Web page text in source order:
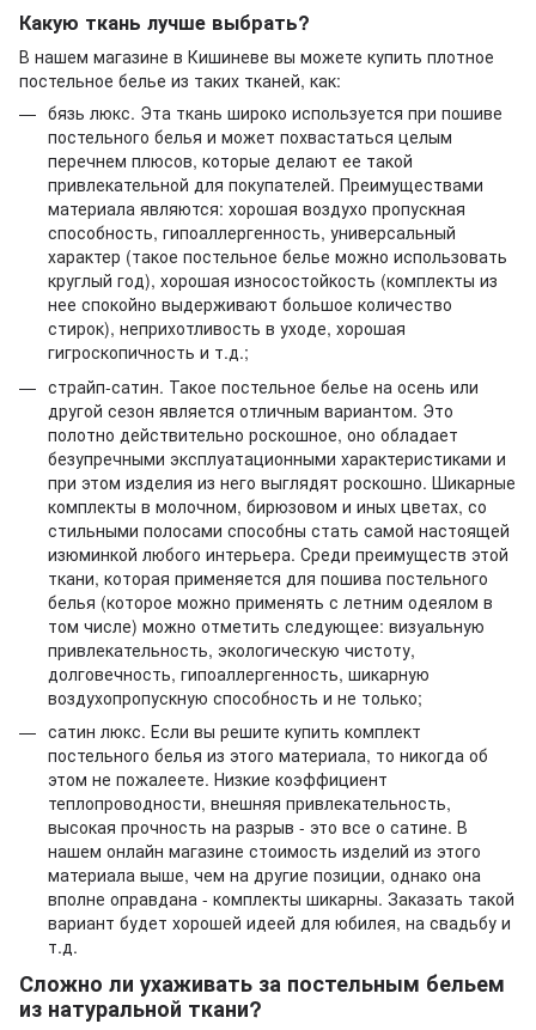
Какую ткань лучше выбрать?
В нашем магазине в Кишиневе вы можете купить плотное
постельное белье из таких тканей, как:
бязь люкс. Эта ткань широко используется при пошиве
постельного белья и может похвастаться целым
перечнем плюсов, которые делают ее такой
привлекательной для покупателей. Преимуществами
материала являются: хорошая воздухо пропускная
способность, гипоаллергенность, универсальный
характер (такое постельное белье можно использовать
круглый год), хорошая износостойкость (комплекты из
нее спокойно выдерживают большое количество
стирок), неприхотливость в уходе, хорошая
гигроскопичность и т.д.;
страйп-сатин. Такое постельное белье на осень или
другой сезон является отличным вариантом. Это
полотно действительно роскошное, оно обладает
безупречными эксплуатационными характеристиками и
при этом изделия из него выглядят роскошно. Шикарные
комплекты в молочном, бирюзовом и иных цветах, со
стильными полосами способны стать самой настоящей
изюминкой любого интерьера. Среди преимуществ этой
ткани, которая применяется для пошива постельного
белья (которое можно применять с летним одеялом в
том числе) можно отметить следующее: визуальную
привлекательность, экологическую чистоту,
долговечность, гипоаллергенность, шикарную
воздухопропускную способность и не только;
сатин люкс. Если вы решите купить комплект
постельного белья из этого материала, то никогда об
этом не пожалеете. Низкие коэффициент
теплопроводности, внешняя привлекательность,
высокая прочность на разрыв - это все о сатине. В
нашем онлайн магазине стоимость изделий из этого
материала выше, чем на другие позиции, однако она
вполне оправдана - комплекты шикарны. Заказать такой
вариант будет хорошей идеей для юбилея, на свадьбу и
т.д.
Сложно ли ухаживать за постельным бельем
из натуральной ткани?